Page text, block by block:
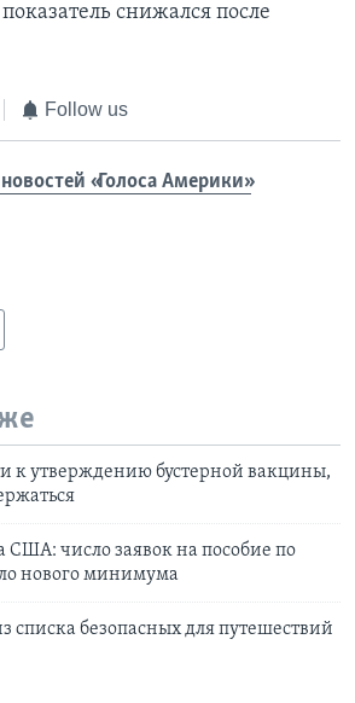
снижался после
Follow us
«Голоса Америки»
к утверждению бустерной вакцины,
США: число заявок на пособие по
нового минимума
безопасных для путешествий